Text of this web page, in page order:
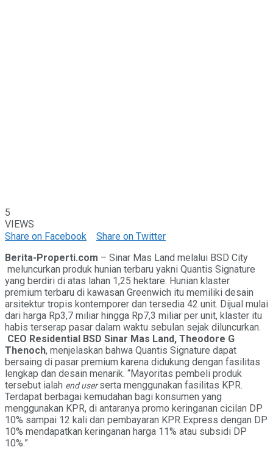
5
VIEWS
Share on Facebook
Share on Twitter
Berita-Properti.com – Sinar Mas Land melalui BSD City
meluncurkan produk hunian terbaru yakni Quantis Signature
yang berdiri di atas lahan 1,25 hektare. Hunian klaster
premium terbaru di kawasan Greenwich itu memiliki desain
arsitektur tropis kontemporer dan tersedia 42 unit. Dijual mulai
dari harga Rp3,7 miliar hingga Rp7,3 miliar per unit, klaster itu
habis terserap pasar dalam waktu sebulan sejak diluncurkan.
CEO Residential BSD Sinar Mas Land, Theodore G
Thenoch, menjelaskan bahwa Quantis Signature dapat
bersaing di pasar premium karena didukung dengan fasilitas
lengkap dan desain menarik. “Mayoritas pembeli produk
tersebut ialah end userserta menggunakan fasilitas KPR.
Terdapat berbagai kemudahan bagi konsumen yang
menggunakan KPR, di antaranya promo keringanan cicilan DP
10% sampai 12 kali dan pembayaran KPR Express dengan DP
10% mendapatkan keringanan harga 11% atau subsidi DP
10%.”